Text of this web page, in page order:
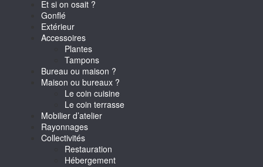
Et si on osait ?
Gonflé
Extérieur
Accessoires
Plantes
Tampons
Bureau ou maison ?
Maison ou bureaux ?
Le coin cuisine
Le coin terrasse
Mobilier d’atelier
Rayonnages
Collectivités
Restauration
Hébergement